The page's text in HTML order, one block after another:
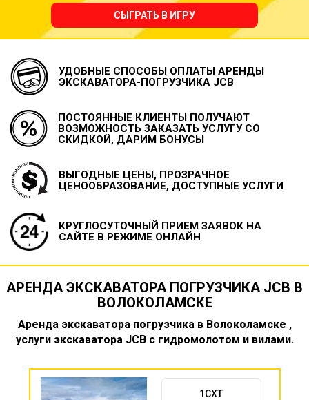
СЫГРАТЬ В ИГРУ
УДОБНЫЕ СПОСОБЫ ОПЛАТЫ АРЕНДЫ
ЭКСКАВАТОРА-ПОГРУЗЧИКА JCB
ПОСТОЯННЫЕ КЛИЕНТЫ ПОЛУЧАЮТ
ВОЗМОЖНОСТЬ ЗАКАЗАТЬ УСЛУГУ СО
СКИДКОЙ, ДАРИМ БОНУСЫ
ВЫГОДНЫЕ ЦЕНЫ, ПРОЗРАЧНОЕ
ЦЕНООБРАЗОВАНИЕ, ДОСТУПНЫЕ УСЛУГИ
КРУГЛОСУТОЧНЫЙ ПРИЕМ ЗАЯВОК НА
САЙТЕ В РЕЖИМЕ ОНЛАЙН
АРЕНДА ЭКСКАВАТОРА ПОГРУЗЧИКА JCB В
ВОЛОКОЛАМСКЕ
Аренда экскаватора погрузчика в Волоколамске ,
услуги экскаватора JCB с гидромолотом и вилами.
1CXT